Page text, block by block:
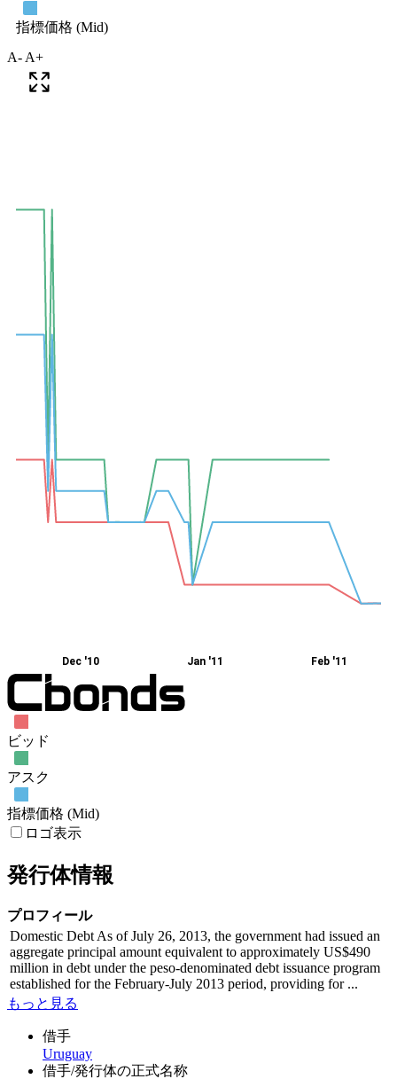
A- A+
Dec '10 Jan '11 Feb '11
ビッド
アスク
指標価格 (Mid)
ロゴ表示
発行体情報
プロフィール
Domestic Debt As of July 26, 2013, the government had issued an
aggregate principal amount equivalent to approximately US$490
million in debt under the peso-denominated debt issuance program
established for the February-July 2013 period, providing for ...
もっと見る
借手
Uruguay
借手/発行体の正式名称